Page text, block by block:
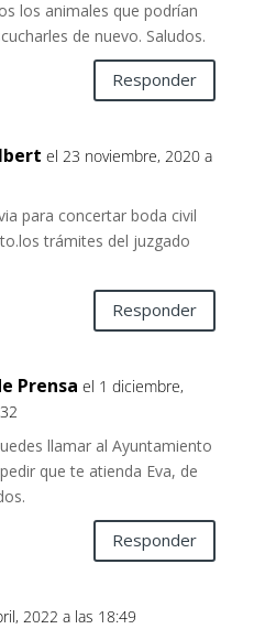
los animales que podrían
de nuevo. Saludos.
Responder
el 23 noviembre, 2020 a
para concertar boda civil
trámites del juzgado
Responder
Prensa el 1 diciembre,
llamar al Ayuntamiento
que te atienda Eva, de
Responder
2022 a las 18:49